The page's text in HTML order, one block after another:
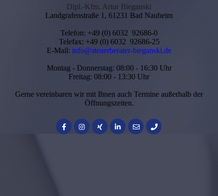
Dipl.-Kfm. Artur Bieganski
Landgrafenstraße 1, 61231 Bad Nauheim
Telefon: +49 (0) 6032 92686-0
Telefax: +49 (0) 6032 92686-25
E-Mail: info@steuerberater-bieganski.de
Montag - Donnerstag: 08:00 - 16:30 Uhr
Freitag: 08:00 - 13:30 Uhr
Gerne vereinbaren wir mit Ihnen auch Termine außerhalb der
Öffnungszeiten.